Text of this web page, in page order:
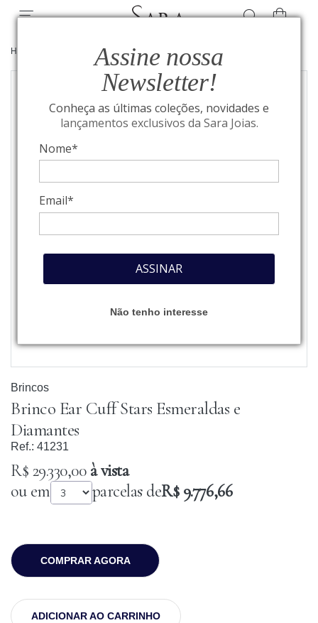
Assine nossa
Newsletter!
Conheça as últimas coleções, novidades e
lançamentos exclusivos da Sara Joias.
Nome*
Email*
ASSINAR
Não tenho interesse
HOME BRINCOS
Brincos
Brinco Ear Cuff Stars Esmeraldas e
Diamantes
Ref.: 41231
R$ 29.330,00à vista
ou em
parcelas deR$ 9.776,66
COMPRAR AGORA
ADICIONAR AO CARRINHO